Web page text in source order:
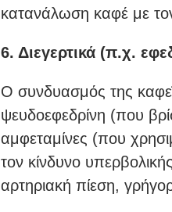
κατανάλωση καφέ με
6. Διεγερτικά (π.χ.
Ο συνδυασμός της
ψευδοεφεδρίνη (που
αμφεταμίνες (που
τον κίνδυνο
αρτηριακή πίεση,